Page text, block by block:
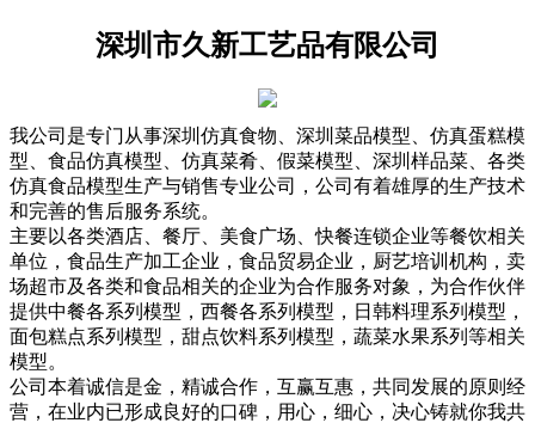
深圳市久新工艺品有限公司
我公司是专门从事深圳仿真食物、深圳菜品模型、仿真蛋糕模
型、食品仿真模型、仿真菜肴、假菜模型、深圳样品菜、各类
仿真食品模型生产与销售专业公司，公司有着雄厚的生产技术
和完善的售后服务系统。
主要以各类酒店、餐厅、美食广场、快餐连锁企业等餐饮相关
单位，食品生产加工企业，食品贸易企业，厨艺培训机构，卖
场超市及各类和食品相关的企业为合作服务对象，为合作伙伴
提供中餐各系列模型，西餐各系列模型，日韩料理系列模型，
面包糕点系列模型，甜点饮料系列模型，蔬菜水果系列等相关
模型。
公司本着诚信是金，精诚合作，互赢互惠，共同发展的原则经
营，在业内已形成良好的口碑，用心，细心，决心铸就你我共